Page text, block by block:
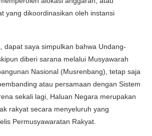
yang dikoordinasikan oleh instansi
dapat saya simpulkan bahwa Undang-
diberi sarana melalui Musyawarah
Nasional (Musrenbang), tetap saja
atau persamaan dengan Sistem
sekali lagi, Haluan Negara merupakan
rakyat secara menyeluruh yang
Permusyawaratan Rakyat.